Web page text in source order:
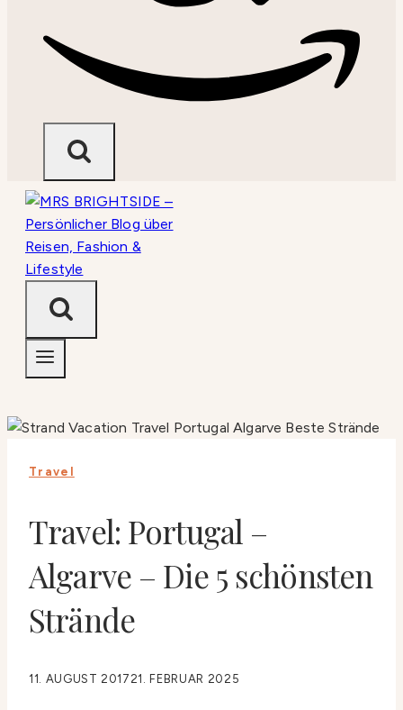
Travel
Travel: Portugal –
Algarve – Die 5 schönsten
Strände
11. AUGUST 201721. FEBRUAR 2025